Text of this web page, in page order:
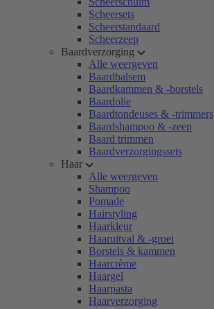
Scheersets
Scheerstandaard
Scheerzeep
Baardverzorging
Alle weergeven
Baardbalsem
Baardkammen & -borstels
Baardolie
Baardtondeuses & -trimmers
Baardshampoo & -zeep
Baard trimmen
Baardverzorgingssets
Haar
Alle weergeven
Shampoo
Pomade
Hairstyling
Haarkleur
Haaruitval & -groei
Borstels & kammen
Haarcrème
Haargel
Haarpasta
Haarverzorging